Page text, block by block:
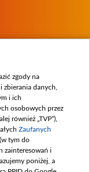
zgody na
zbierania danych,
i ich
osobowych przez
również „TVP”),
Zaufanych
tym do
zainteresowań i
poniżej, a